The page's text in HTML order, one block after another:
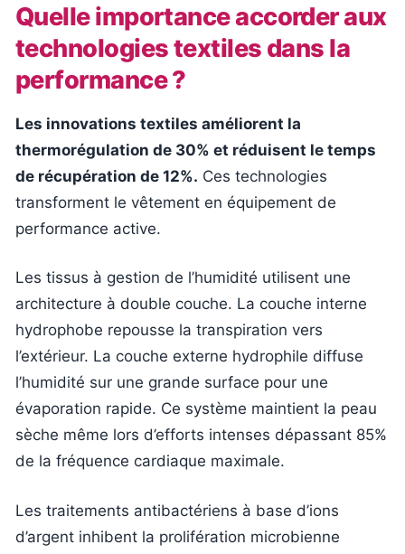
Quelle importance accorder aux
technologies textiles dans la
performance ?
Les innovations textiles améliorent la
thermorégulation de 30% et réduisent le temps
de récupération de 12%. Ces technologies
transforment le vêtement en équipement de
performance active.
Les tissus à gestion de l’humidité utilisent une
architecture à double couche. La couche interne
hydrophobe repousse la transpiration vers
l’extérieur. La couche externe hydrophile diffuse
l’humidité sur une grande surface pour une
évaporation rapide. Ce système maintient la peau
sèche même lors d’efforts intenses dépassant 85%
de la fréquence cardiaque maximale.
Les traitements antibactériens à base d’ions
d’argent inhibent la prolifération microbienne